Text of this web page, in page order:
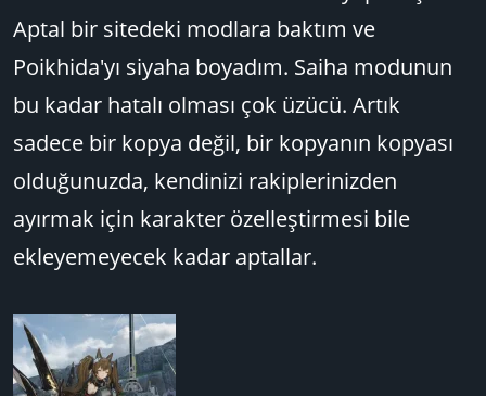
Aptal bir sitedeki modlara baktım ve
Poikhida'yı siyaha boyadım. Saiha modunun
bu kadar hatalı olması çok üzücü. Artık
sadece bir kopya değil, bir kopyanın kopyası
olduğunuzda, kendinizi rakiplerinizden
ayırmak için karakter özelleştirmesi bile
ekleyemeyecek kadar aptallar.